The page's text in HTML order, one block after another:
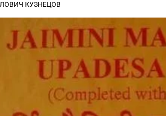
КУЗНЕЦОВ